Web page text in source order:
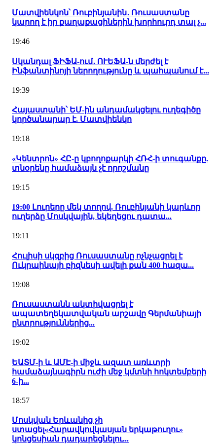
Մատվիենկոն՝ Ռուբինյանին․ Ռուսաստանը
կարող է իր քաղաքացիներին խորհուրդ տալ չ...
19:46
Սկանդալ ՖԻՖԱ-ում․ ՈՒԵՖԱ-ն մերժել է
Ինֆանտինոյի ներողությունը և պահպանում է...
19:39
Հայաստանի՝ ԵՄ-ին անդամակցելու ուղեգիծը
կործանարար է. Մատվիենկո
19:18
«Կենտրոն» ՀԸ-ը կբողոքարկի ՀՌՀ-ի տուգանքը.
տնօրենը համաձայն չէ որոշմանը
19:15
19:00 Լուրերը մեկ տողով. Ռուբինյանի կարևոր
ուղերձը Մոսկվային, եկեղեցու դատա...
19:11
Հուլիսի սկզբից Ռուսաստանը ոչնչացրել է
Ուկրաինայի բիզնեսի ավելի քան 400 հազա...
19:08
Ռուսաստանն ակտիվացրել է
ապատեղեկատվական արշավը Գերմանիայի
ընտրություններից...
19:02
ԵԱՏՄ-ի և ԱՄԷ-ի միջև ազատ առևտրի
համաձայնագիրն ուժի մեջ կմտնի հոկտեմբերի
6-ի...
18:57
Մոսկվան Երևանից չի
ստացել«Հարավկովկասյան երկաթուղու»
կոնցեսիան դադարեցնելու...